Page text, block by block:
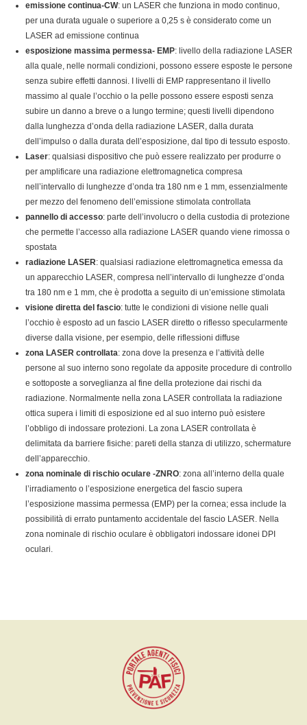
emissione continua-CW: un LASER che funziona in modo continuo,
per una durata uguale o superiore a 0,25 s è considerato come un
LASER ad emissione continua
esposizione massima permessa- EMP: livello della radiazione LASER
alla quale, nelle normali condizioni, possono essere esposte le persone
senza subire effetti dannosi. I livelli di EMP rappresentano il livello
massimo al quale l’occhio o la pelle possono essere esposti senza
subire un danno a breve o a lungo termine; questi livelli dipendono
dalla lunghezza d’onda della radiazione LASER, dalla durata
dell’impulso o dalla durata dell’esposizione, dal tipo di tessuto esposto.
Laser: qualsiasi dispositivo che può essere realizzato per produrre o
per amplificare una radiazione elettromagnetica compresa
nell’intervallo di lunghezze d’onda tra 180 nm e 1 mm, essenzialmente
per mezzo del fenomeno dell’emissione stimolata controllata
pannello di accesso: parte dell’involucro o della custodia di protezione
che permette l’accesso alla radiazione LASER quando viene rimossa o
spostata
radiazione LASER: qualsiasi radiazione elettromagnetica emessa da
un apparecchio LASER, compresa nell’intervallo di lunghezze d’onda
tra 180 nm e 1 mm, che è prodotta a seguito di un’emissione stimolata
visione diretta del fascio: tutte le condizioni di visione nelle quali
l’occhio è esposto ad un fascio LASER diretto o riflesso specularmente
diverse dalla visione, per esempio, delle riflessioni diffuse
zona LASER controllata: zona dove la presenza e l’attività delle
persone al suo interno sono regolate da apposite procedure di controllo
e sottoposte a sorveglianza al fine della protezione dai rischi da
radiazione. Normalmente nella zona LASER controllata la radiazione
ottica supera i limiti di esposizione ed al suo interno può esistere
l’obbligo di indossare protezioni. La zona LASER controllata è
delimitata da barriere fisiche: pareti della stanza di utilizzo, schermature
dell’apparecchio.
zona nominale di rischio oculare -ZNRO: zona all’interno della quale
l’irradiamento o l’esposizione energetica del fascio supera
l’esposizione massima permessa (EMP) per la cornea; essa include la
possibilità di errato puntamento accidentale del fascio LASER. Nella
zona nominale di rischio oculare è obbligatori indossare idonei DPI
oculari.